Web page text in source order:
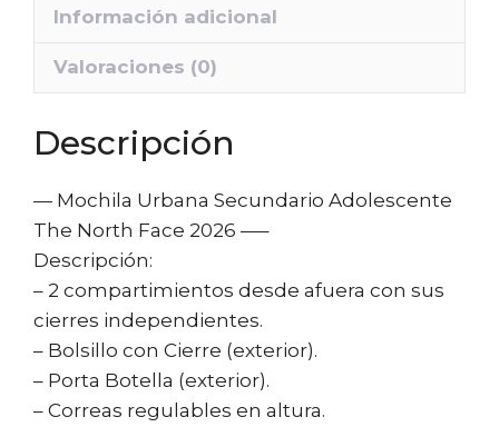
Información adicional
Valoraciones (0)
Descripción
— Mochila Urbana Secundario Adolescente
The North Face 2026 —–
Descripción:
– 2 compartimientos desde afuera con sus
cierres independientes.
– Bolsillo con Cierre (exterior).
– Porta Botella (exterior).
– Correas regulables en altura.